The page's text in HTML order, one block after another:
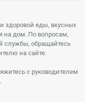
здоровой еды, вкусных
на дом. По вопросам,
службы, обращайтесь
на сайте.
с руководителем
.